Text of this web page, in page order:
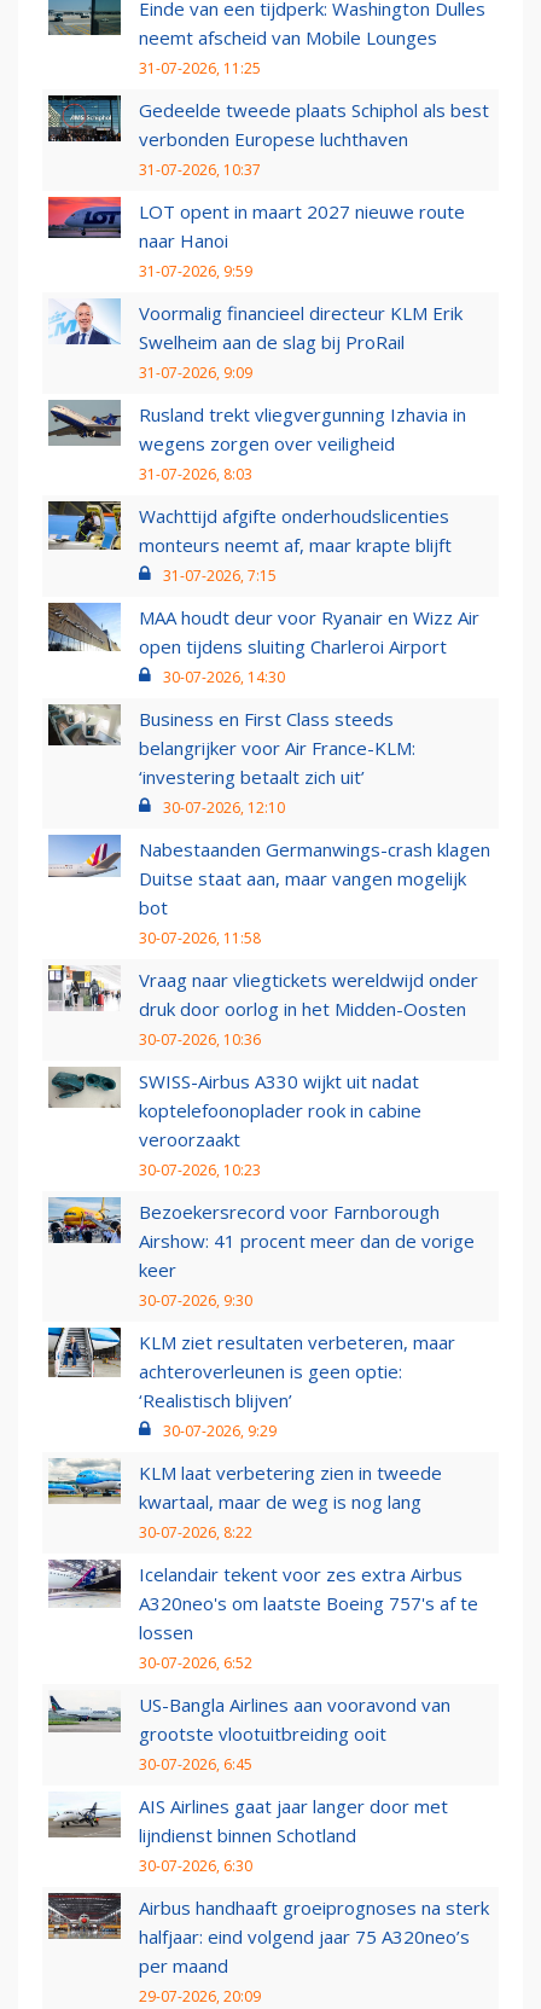
Einde van een tijdperk: Washington Dulles
neemt afscheid van Mobile Lounges
31-07-2026, 11:25
Gedeelde tweede plaats Schiphol als best
verbonden Europese luchthaven
31-07-2026, 10:37
LOT opent in maart 2027 nieuwe route
naar Hanoi
31-07-2026, 9:59
Voormalig financieel directeur KLM Erik
Swelheim aan de slag bij ProRail
31-07-2026, 9:09
Rusland trekt vliegvergunning Izhavia in
wegens zorgen over veiligheid
31-07-2026, 8:03
Wachttijd afgifte onderhoudslicenties
monteurs neemt af, maar krapte blijft
31-07-2026, 7:15
MAA houdt deur voor Ryanair en Wizz Air
open tijdens sluiting Charleroi Airport
30-07-2026, 14:30
Business en First Class steeds
belangrijker voor Air France-KLM:
‘investering betaalt zich uit’
30-07-2026, 12:10
Nabestaanden Germanwings-crash klagen
Duitse staat aan, maar vangen mogelijk
bot
30-07-2026, 11:58
Vraag naar vliegtickets wereldwijd onder
druk door oorlog in het Midden-Oosten
30-07-2026, 10:36
SWISS-Airbus A330 wijkt uit nadat
koptelefoonoplader rook in cabine
veroorzaakt
30-07-2026, 10:23
Bezoekersrecord voor Farnborough
Airshow: 41 procent meer dan de vorige
keer
30-07-2026, 9:30
KLM ziet resultaten verbeteren, maar
achteroverleunen is geen optie:
‘Realistisch blijven’
30-07-2026, 9:29
KLM laat verbetering zien in tweede
kwartaal, maar de weg is nog lang
30-07-2026, 8:22
Icelandair tekent voor zes extra Airbus
A320neo's om laatste Boeing 757's af te
lossen
30-07-2026, 6:52
US-Bangla Airlines aan vooravond van
grootste vlootuitbreiding ooit
30-07-2026, 6:45
AIS Airlines gaat jaar langer door met
lijndienst binnen Schotland
30-07-2026, 6:30
Airbus handhaaft groeiprognoses na sterk
halfjaar: eind volgend jaar 75 A320neo’s
per maand
29-07-2026, 20:09